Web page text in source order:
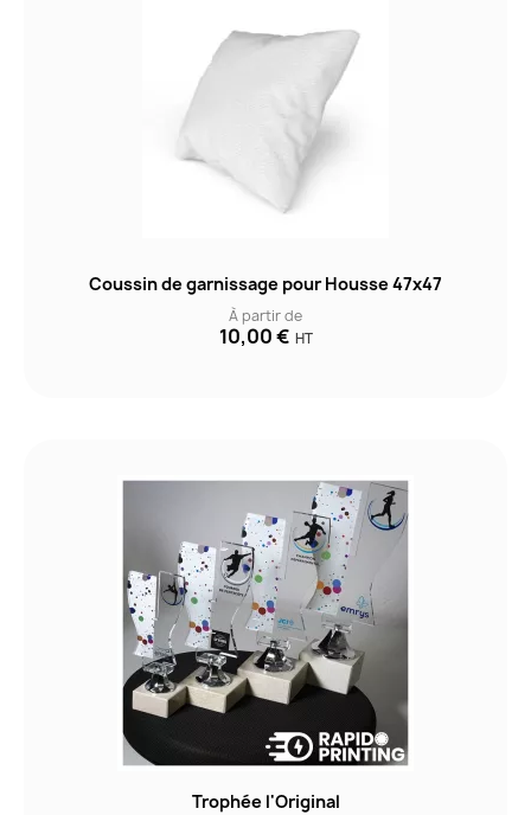
Coussin de garnissage pour Housse 47x47
À partir de
10,00 € HT
Trophée l'Original